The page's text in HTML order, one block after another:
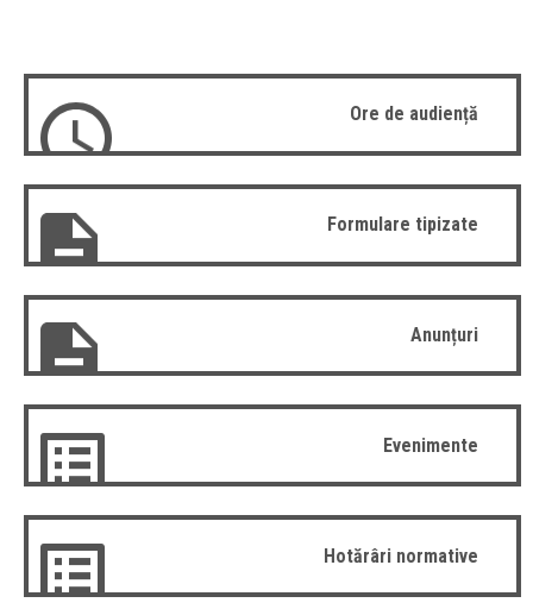
Ore de audiență
Formulare tipizate
Anunțuri
Evenimente
Hotărâri normative